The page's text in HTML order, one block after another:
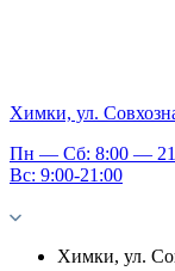
Химки, ул.
Пн — Сб: 8:00 —
Вс: 9:00-21:00
Химки, ул.